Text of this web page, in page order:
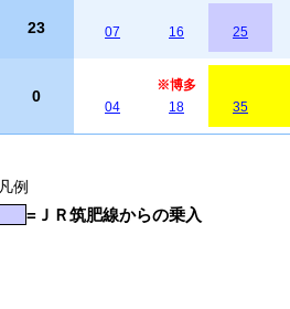
23 07 16 25
0
04
※博多
18
35
凡例
=ＪＲ筑肥線からの乗入